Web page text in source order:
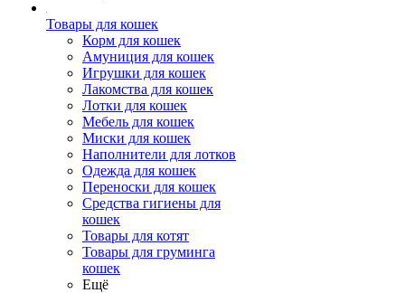
Товары для кошек
Корм для кошек
Амуниция для кошек
Игрушки для кошек
Лакомства для кошек
Лотки для кошек
Мебель для кошек
Миски для кошек
Наполнители для лотков
Одежда для кошек
Переноски для кошек
Средства гигиены для
кошек
Товары для котят
Товары для груминга
кошек
Ещё